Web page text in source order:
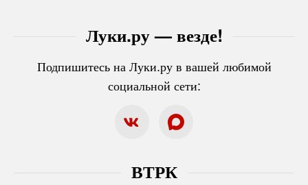
Луки.ру — везде!
Подпишитесь на Луки.ру в вашей любимой
социальной сети:
ВТРК